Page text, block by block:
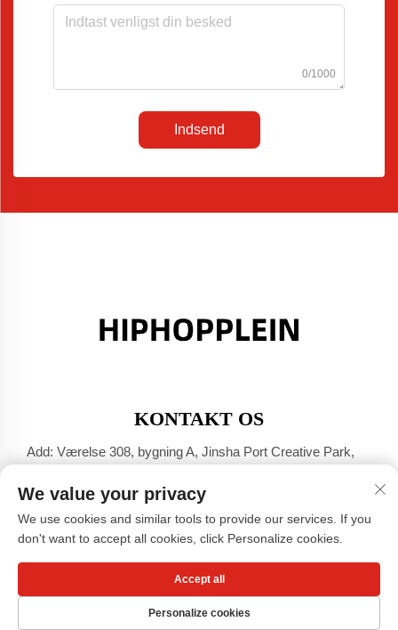
0/1000
Indsend
KONTAKT OS
Add: Værelse 308, bygning A, Jinsha Port Creative Park,
Tel: +86-17304049586
E-mail:[email protected]
Copyright © Guangzhou Xiaohongshu Beklædnings Co., LTD -
Privatlivspolitik
We value your privacy
We use cookies and similar tools to provide our services. If you
don't want to accept all cookies, click Personalize cookies.
Personalize cookies
Accept all